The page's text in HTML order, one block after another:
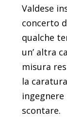
Valdese
concerto
qualche
un’ altra
misura
la
ingegnere
scontare.